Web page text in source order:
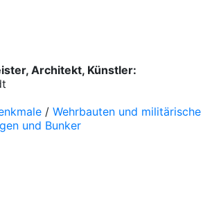
Architekt, Künstler:
/ Wehrbauten und militärische
und Bunker